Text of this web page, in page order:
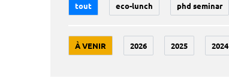
tout eco-lunch phd seminar
À VENIR 2026 2025 2024